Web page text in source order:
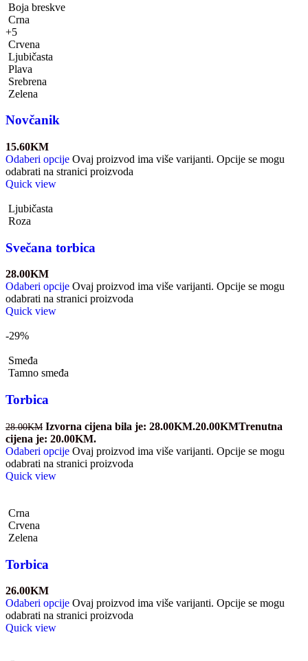
Boja breskve
Crna
+5
Crvena
Ljubičasta
Plava
Srebrena
Zelena
Novčanik
15.60KM
Odaberi opcije Ovaj proizvod ima više varijanti. Opcije se mogu
odabrati na stranici proizvoda
Quick view
Ljubičasta
Roza
Svečana torbica
28.00KM
Odaberi opcije Ovaj proizvod ima više varijanti. Opcije se mogu
odabrati na stranici proizvoda
Quick view
-29%
Smeđa
Tamno smeđa
Torbica
28.00KM Izvorna cijena bila je: 28.00KM.20.00KMTrenutna
cijena je: 20.00KM.
Odaberi opcije Ovaj proizvod ima više varijanti. Opcije se mogu
odabrati na stranici proizvoda
Quick view
Crna
Crvena
Zelena
Torbica
26.00KM
Odaberi opcije Ovaj proizvod ima više varijanti. Opcije se mogu
odabrati na stranici proizvoda
Quick view